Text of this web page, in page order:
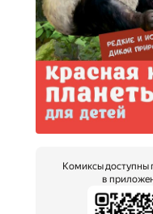
Комиксы доступны
в